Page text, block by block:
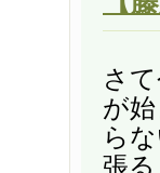
さ
が
ら
張